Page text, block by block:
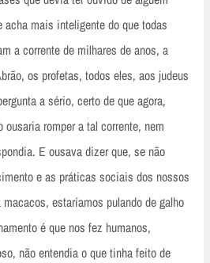
acha mais inteligente do que todas
a corrente de milhares de anos, a
os profetas, todos eles, aos judeus
a sério, certo de que agora,
romper a tal corrente, nem
E ousava dizer que, se não
e as práticas sociais dos nossos
estaríamos pulando de galho
é que nos fez humanos,
não entendia o que tinha feito de